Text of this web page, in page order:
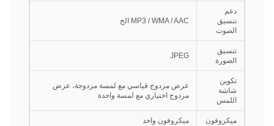
دعم
تنسيق
الصوت
MP3 / WMA / AAC الخ
تنسيق
الصورة
JPEG
تكوين
شاشة
اللمس
عرض مزدوج قياسي مع لمسة مزدوجة، عرض
مزدوج اختياري مع لمسة واحدة
ميكروفون ميكروفون واحد